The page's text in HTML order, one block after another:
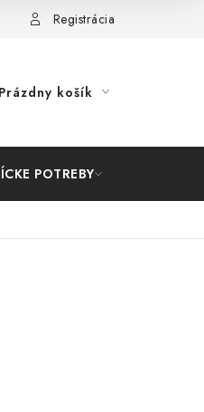
Registrácia
Prázdny košík
POTREBY